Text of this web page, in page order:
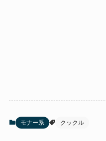
モナー系 クックル